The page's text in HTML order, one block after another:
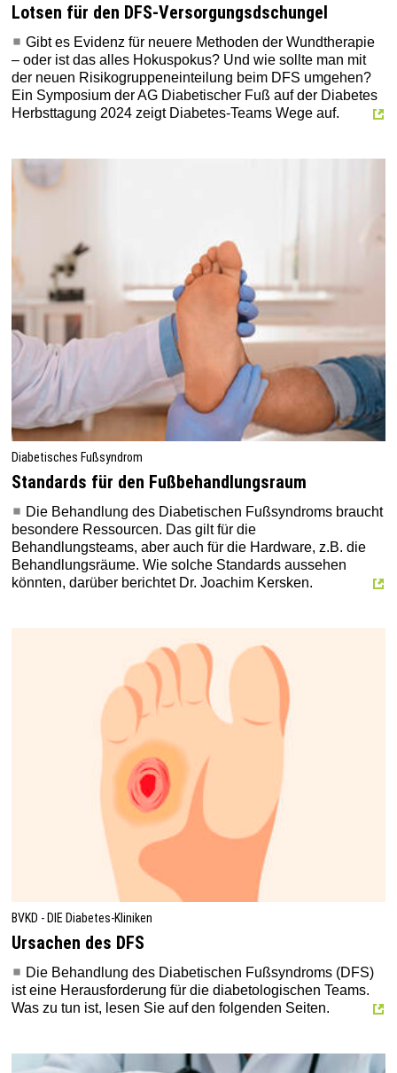
Lotsen für den DFS-Versorgungsdschungel
Gibt es Evidenz für neuere Methoden der Wundtherapie
– oder ist das alles Hokuspokus? Und wie sollte man mit
der neuen Risikogruppeneinteilung beim DFS umgehen?
Ein Symposium der AG Diabetischer Fuß auf der Diabetes
Herbsttagung 2024 zeigt Diabetes-Teams Wege auf.
Diabetisches Fußsyndrom
Standards für den Fußbehandlungsraum
Die Behandlung des Diabetischen Fußsyndroms braucht
besondere Ressourcen. Das gilt für die
Behandlungsteams, aber auch für die Hardware, z.B. die
Behandlungsräume. Wie solche Standards aussehen
könnten, darüber berichtet Dr. Joachim Kersken.
BVKD - DIE Diabetes-Kliniken
Ursachen des DFS
Die Behandlung des Diabetischen Fußsyndroms (DFS)
ist eine Herausforderung für die diabetologischen Teams.
Was zu tun ist, lesen Sie auf den folgenden Seiten.